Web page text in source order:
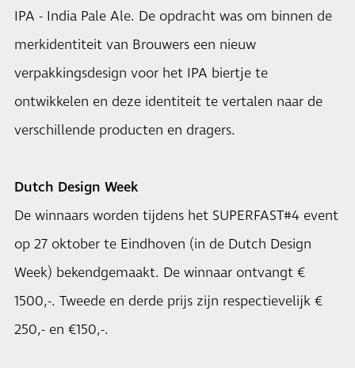
IPA - India Pale Ale. De opdracht was om binnen de
merkidentiteit van Brouwers een nieuw
verpakkingsdesign voor het IPA biertje te
ontwikkelen en deze identiteit te vertalen naar de
verschillende producten en dragers.
Dutch Design Week
De winnaars worden tijdens het SUPERFAST#4 event
op 27 oktober te Eindhoven (in de Dutch Design
Week) bekendgemaakt. De winnaar ontvangt €
1500,-. Tweede en derde prijs zijn respectievelijk €
250,- en €150,-.